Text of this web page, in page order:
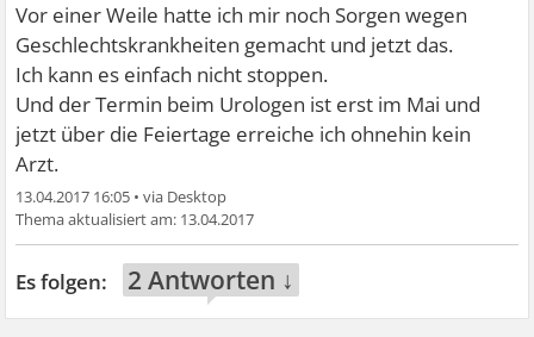
Vor einer Weile hatte ich mir noch Sorgen wegen
Geschlechtskrankheiten gemacht und jetzt das.
Ich kann es einfach nicht stoppen.
Und der Termin beim Urologen ist erst im Mai und
jetzt über die Feiertage erreiche ich ohnehin kein
Arzt.
13.04.2017 16:05 •
13.04.2017
2 Antworten ↓